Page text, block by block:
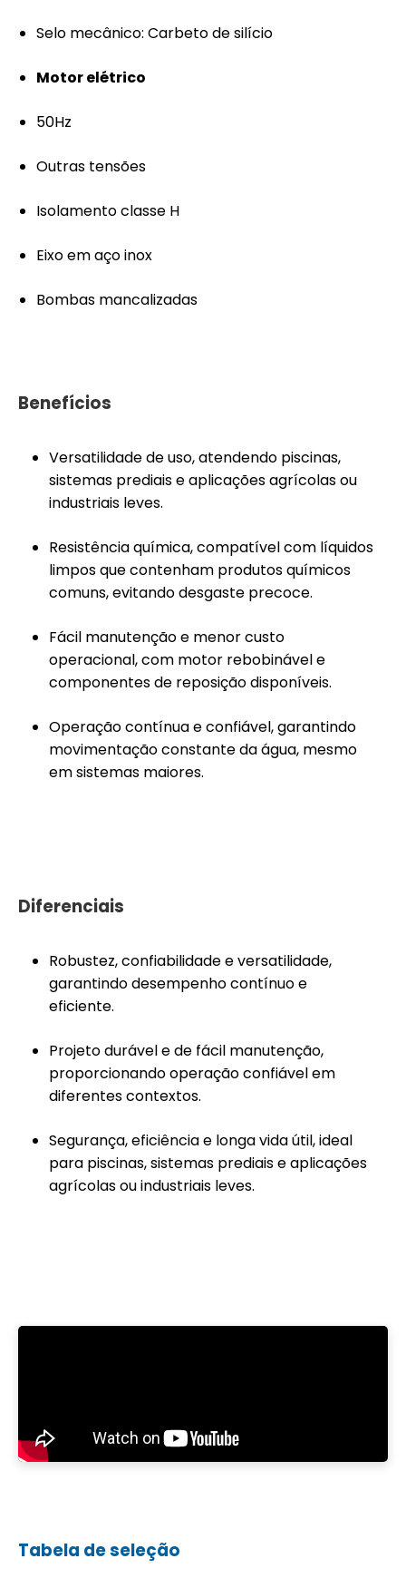
Selo mecânico: Carbeto de silício
Motor elétrico
50Hz
Outras tensões
Isolamento classe H
Eixo em aço inox
Bombas mancalizadas
Benefícios
Versatilidade de uso, atendendo piscinas,
sistemas prediais e aplicações agrícolas ou
industriais leves.
Resistência química, compatível com líquidos
limpos que contenham produtos químicos
comuns, evitando desgaste precoce.
Fácil manutenção e menor custo
operacional, com motor rebobinável e
componentes de reposição disponíveis.
Operação contínua e confiável, garantindo
movimentação constante da água, mesmo
em sistemas maiores.
Diferenciais
Robustez, confiabilidade e versatilidade,
garantindo desempenho contínuo e
eficiente.
Projeto durável e de fácil manutenção,
proporcionando operação confiável em
diferentes contextos.
Segurança, eficiência e longa vida útil, ideal
para piscinas, sistemas prediais e aplicações
agrícolas ou industriais leves.
Tabela de seleção